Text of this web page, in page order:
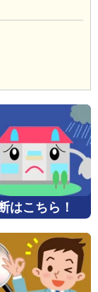
はこちら！